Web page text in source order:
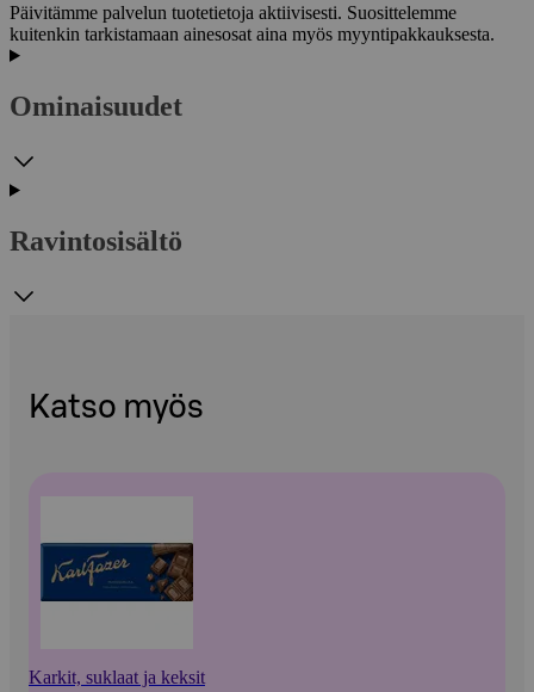
Päivitämme palvelun tuotetietoja aktiivisesti. Suosittelemme
kuitenkin tarkistamaan ainesosat aina myös myyntipakkauksesta.
Ominaisuudet
Ravintosisältö
Katso myös
Karkit, suklaat ja keksit